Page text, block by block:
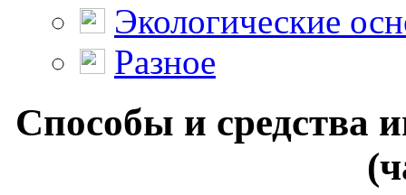
Экологические
Разное
Способы и средства